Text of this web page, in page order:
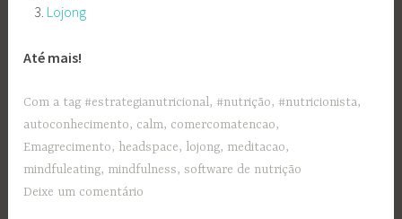
Lojong
Até mais!
Com a tag #estrategianutricional, #nutrição, #nutricionista,
autoconhecimento, calm, comercomatencao,
Emagrecimento, headspace, lojong, meditacao,
mindfuleating, mindfulness,software de nutrição
Deixe um comentário